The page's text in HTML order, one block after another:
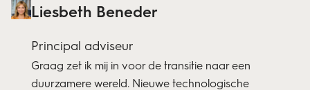
Liesbeth Beneder
Principal adviseur
Graag zet ik mij in voor de transitie naar een
duurzamere wereld. Nieuwe technologische